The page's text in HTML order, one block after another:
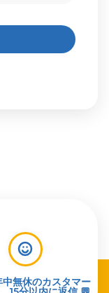
無休のカスタマー